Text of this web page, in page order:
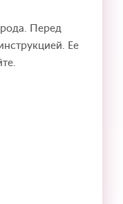
Перед
Ее